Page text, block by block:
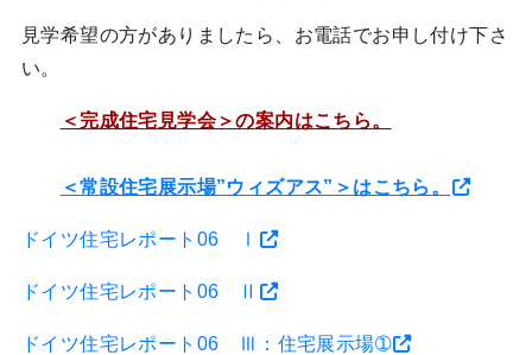
見学希望の方がありましたら、お電話でお申し付け下さ
い。
＜完成住宅見学会＞の案内はこちら。
＜常設住宅展示場”ウィズアス”＞はこちら。
ドイツ住宅レポート06 Ⅰ
ドイツ住宅レポート06 Ⅱ
ドイツ住宅レポート06 Ⅲ：住宅展示場➀